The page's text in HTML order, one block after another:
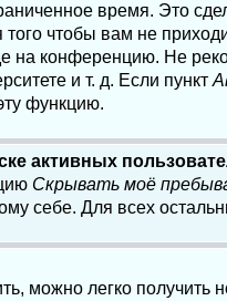
время. Это
чтобы вам не
на конференцию. Не
и т. д. Если пункт
функцию.
активных
Скрывать моё
себе. Для всех
можно легко